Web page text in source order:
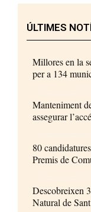
ÚLTIMES
Millores en la
per a 134
Manteniment
assegurar
80
Premis de
Descobreixen
Natural de